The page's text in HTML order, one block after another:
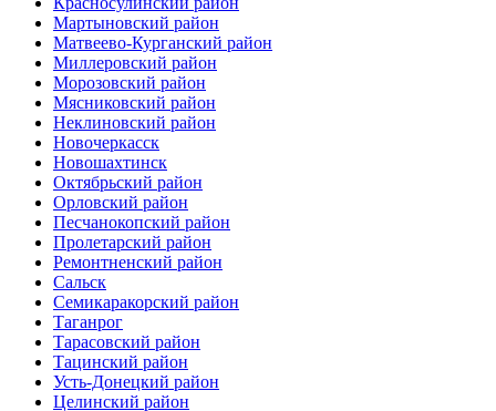
Мартыновский район
Матвеево-Курганский район
Миллеровский район
Морозовский район
Мясниковский район
Неклиновский район
Новочеркасск
Новошахтинск
Октябрьский район
Орловский район
Песчанокопский район
Пролетарский район
Ремонтненский район
Сальск
Семикаракорский район
Таганрог
Тарасовский район
Тацинский район
Усть-Донецкий район
Целинский район